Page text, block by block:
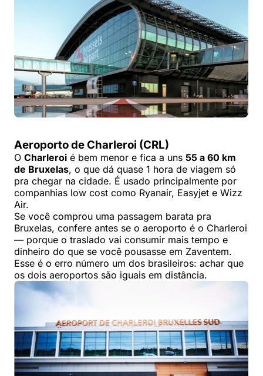
Aeroporto de Charleroi (CRL)
O Charleroi é bem menor e fica a uns 55 a 60 km
de Bruxelas, o que dá quase 1 hora de viagem só
pra chegar na cidade. É usado principalmente por
companhias low cost como Ryanair, Easyjet e Wizz
Air.
Se você comprou uma passagem barata pra
Bruxelas, confere antes se o aeroporto é o Charleroi
— porque o traslado vai consumir mais tempo e
dinheiro do que se você pousasse em Zaventem.
Esse é o erro número um dos brasileiros: achar que
os dois aeroportos são iguais em distância.